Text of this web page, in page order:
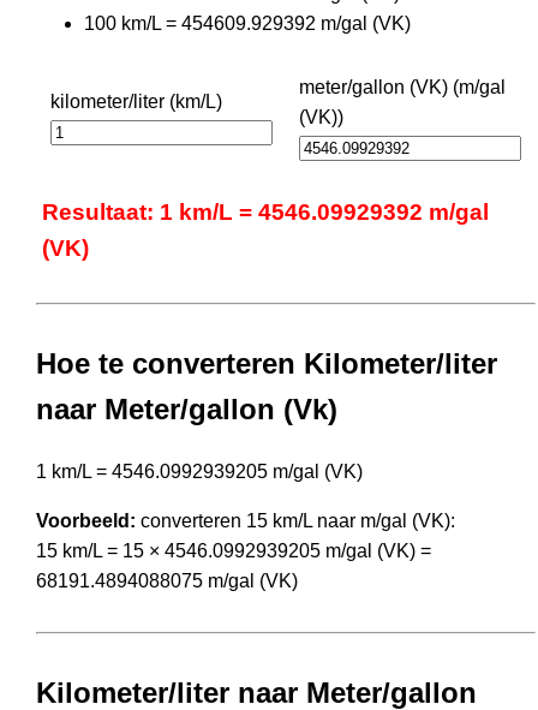
100 km/L = 454609.929392 m/gal (VK)
kilometer/liter (km/L)
meter/gallon (VK) (m/gal
(VK))
Resultaat: 1 km/L = 4546.09929392 m/gal
(VK)
Hoe te converteren Kilometer/liter
naar Meter/gallon (Vk)
1 km/L = 4546.0992939205 m/gal (VK)
Voorbeeld: converteren 15 km/L naar m/gal (VK):
15 km/L = 15 × 4546.0992939205 m/gal (VK) =
68191.4894088075 m/gal (VK)
Kilometer/liter naar Meter/gallon